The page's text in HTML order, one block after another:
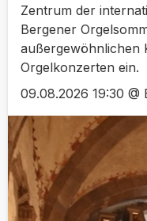
Zentrum der
Bergener
außergewöhnlichen
Orgelkonzerten ein.
09.08.2026 19:30 @